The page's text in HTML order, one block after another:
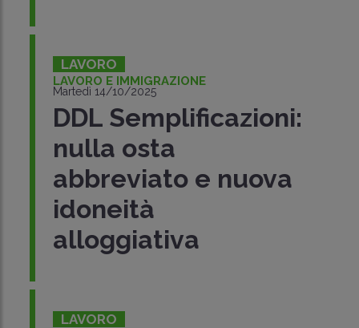
LAVORO
LAVORO E IMMIGRAZIONE
Martedì 14/10/2025
DDL Semplificazioni:
nulla osta
abbreviato e nuova
idoneità
alloggiativa
LAVORO